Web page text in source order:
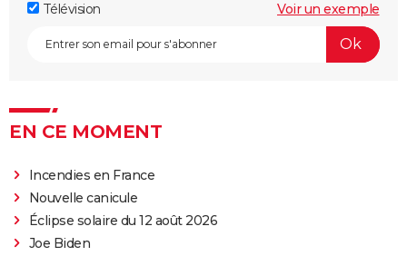
La Liste de Schindler : que symbolise la fillette en
Les Trois Mousquetaires Milady : séances, intrigue,
casting, streaming...
critiques, histoire vraie...
1492, Christophe Colomb
Les Trois Mousquetaires D'Artagnan : critiques, suite,
Télévision
Voir un exemple
EN CE MOMENT
Incendies en France
Nouvelle canicule
Éclipse solaire du 12 août 2026
Joe Biden